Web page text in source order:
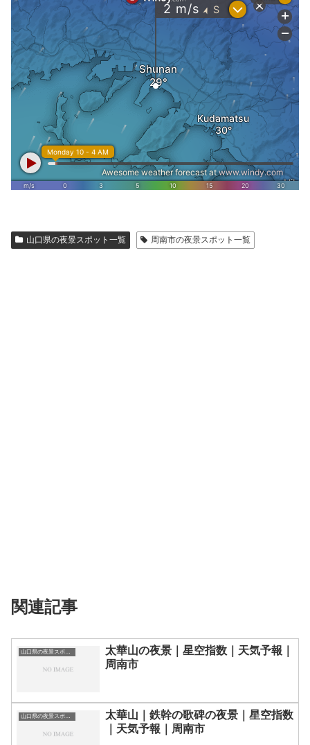
山口県の夜景スポット一覧 周南市の夜景スポット一覧
関連記事
山口県の夜景スポット一覧
太華山の夜景｜星空指数｜天気予報｜
周南市
山口県の夜景スポット一覧
太華山｜鉄幹の歌碑の夜景｜星空指数
｜天気予報｜周南市